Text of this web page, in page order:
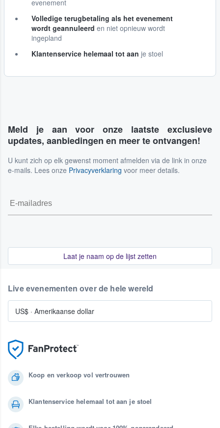
evenement
Volledige terugbetaling als het evenement
wordt geannuleerd en niet opnieuw wordt
ingepland
Klantenservice helemaal tot aan je stoel
Meld je aan voor onze laatste exclusieve
updates, aanbiedingen en meer te ontvangen!
U kunt zich op elk gewenst moment afmelden via de link in onze
e-mails. Lees onze Privacyverklaring voor meer details.
Laat je naam op de lijst zetten
Koop en verkoop vol vertrouwen
Klantenservice helemaal tot aan je stoel
Live evenementen over de hele wereld
US$ · Amerikaanse dollar